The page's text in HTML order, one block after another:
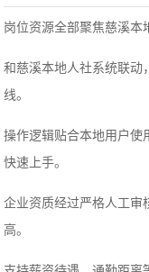
岗位资源全部聚焦慈溪本
和慈溪本地人社系统联动
线。
操作逻辑贴合本地用户使
快速上手。
企业资质经过严格人工审
高。